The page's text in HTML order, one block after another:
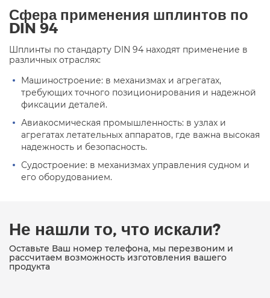
Сфера применения шплинтов по
DIN 94
Шплинты по стандарту DIN 94 находят применение в
различных отраслях:
Машиностроение: в механизмах и агрегатах,
требующих точного позиционирования и надежной
фиксации деталей.
Авиакосмическая промышленность: в узлах и
агрегатах летательных аппаратов, где важна высокая
надежность и безопасность.
Судостроение: в механизмах управления судном и
его оборудованием.
Не нашли то, что искали?
Оставьте Ваш номер телефона, мы перезвоним и
рассчитаем возможность изготовления вашего
продукта